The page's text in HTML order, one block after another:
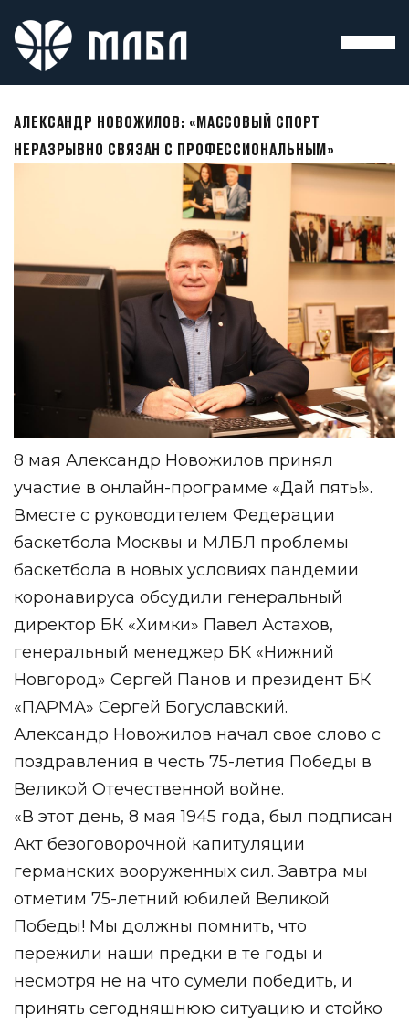
АЛЕКСАНДР НОВОЖИЛОВ: «МАССОВЫЙ СПОРТ
НЕРАЗРЫВНО СВЯЗАН С ПРОФЕССИОНАЛЬНЫМ»
8 мая Александр Новожилов принял
участие в онлайн-программе «Дай пять!».
Вместе с руководителем Федерации
баскетбола Москвы и МЛБЛ проблемы
баскетбола в новых условиях пандемии
коронавируса обсудили генеральный
директор БК «Химки» Павел Астахов,
генеральный менеджер БК «Нижний
Новгород» Сергей Панов и президент БК
«ПАРМА» Сергей Богуславский.
Александр Новожилов начал свое слово с
поздравления в честь 75-летия Победы в
Великой Отечественной войне.
«В этот день, 8 мая 1945 года, был подписан
Акт безоговорочной капитуляции
германских вооруженных сил. Завтра мы
отметим 75-летний юбилей Великой
Победы! Мы должны помнить, что
пережили наши предки в те годы и
несмотря не на что сумели победить, и
принять сегодняшнюю ситуацию и стойко